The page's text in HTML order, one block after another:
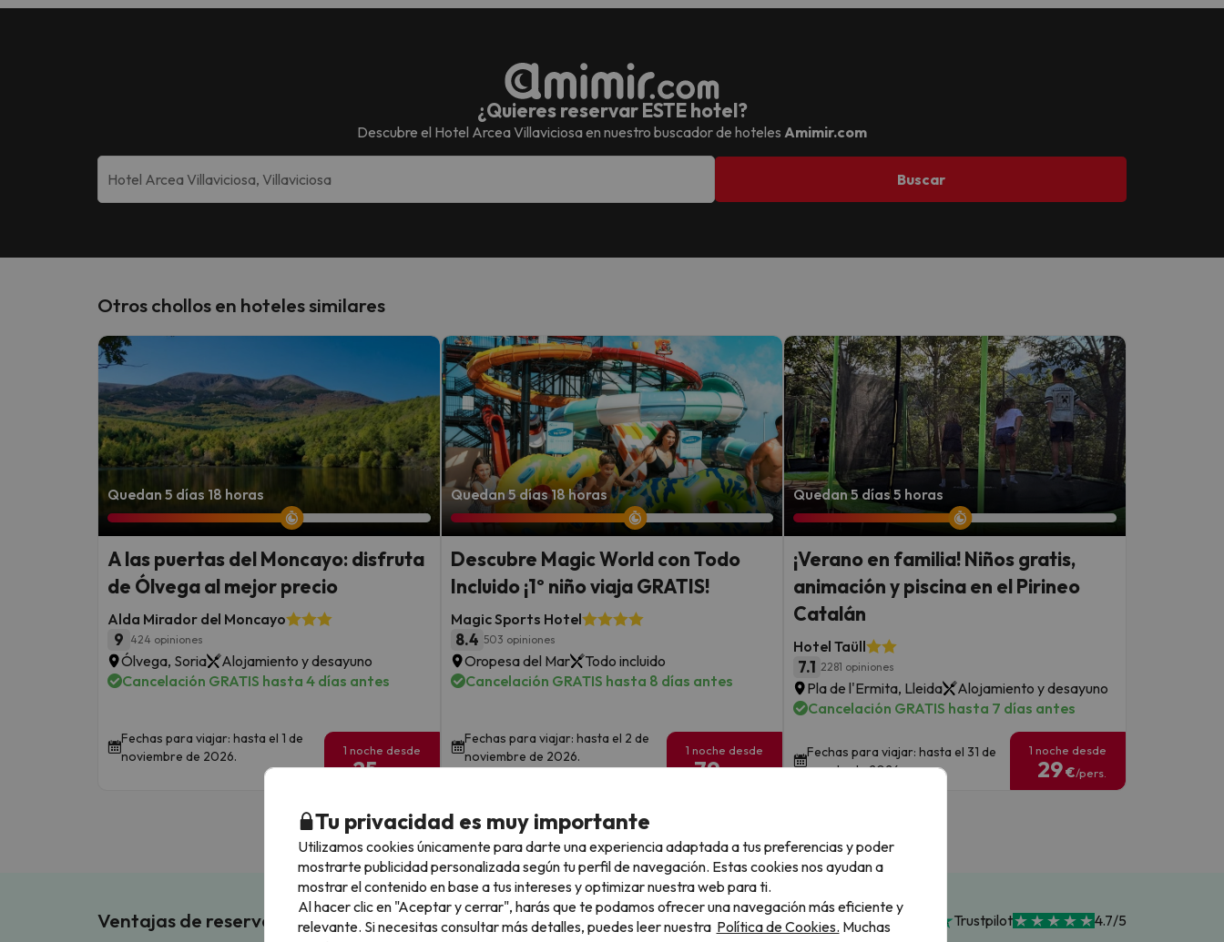
¿Quieres reservar ESTE hotel?
Descubre el Hotel Arcea Villaviciosaen nuestro buscador de hoteles Amimir.com
Buscar
Otros chollos en hoteles similares
Quedan 5 días 18 horas
A las puertas del Moncayo: disfruta
de Ólvega al mejor precio
Alda Mirador del Moncayo
9 424 opiniones
Ólvega, Soria
Alojamiento y desayuno
Cancelación GRATIS hasta 4 días antes
Fechas para viajar: hasta el 1 de
noviembre de 2026.
1 noche desde
25€
Quedan 5 días 18 horas
Descubre Magic World con Todo
Incluido ¡1º niño viaja GRATIS!
Magic Sports Hotel
8.4 503 opiniones
Oropesa del Mar
Todo incluido
Cancelación GRATIS hasta 8 días antes
Fechas para viajar: hasta el 2 de
noviembre de 2026.
1 noche desde
79€
Quedan 5 días 5 horas
¡Verano en familia! Niños gratis,
animación y piscina en el Pirineo
Catalán
Hotel Taüll
7.1 2281 opiniones
Pla de l'Ermita, Lleida
Alojamiento y desayuno
Cancelación GRATIS hasta 7 días antes
Fechas para viajar: hasta el 31 de
agosto de 2026.
1 noche desde
29€/pers.
Ver todos los chollos
Ventajas de reservar en Buscounchollo Trustpilot 4.7/5
Tu privacidad es muy importante
Utilizamos cookies únicamente para darte una experiencia adaptada a tus preferencias y poder
mostrarte publicidad personalizada según tu perfil de navegación. Estas cookies nos ayudan a
mostrar el contenido en base a tus intereses y optimizar nuestra web para ti.
Al hacer clic en "Aceptar y cerrar", harás que te podamos ofrecer una navegación más eficiente y
relevante. Si necesitas consultar más detalles, puedes leer nuestra Política de Cookies. Muchas